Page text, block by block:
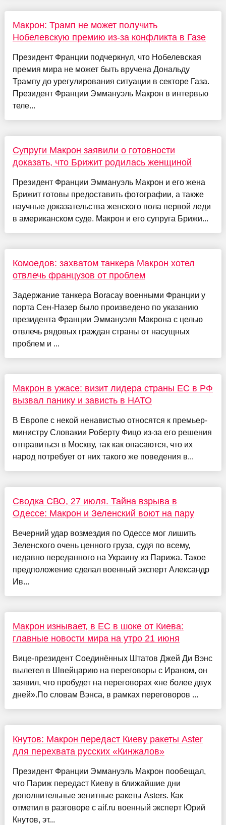
Макрон: Трамп не может получить
Нобелевскую премию из-за конфликта в Газе
Президент Франции подчеркнул, что Нобелевская
премия мира не может быть вручена Дональду
Трампу до урегулирования ситуации в секторе Газа.
Президент Франции Эммануэль Макрон в интервью
теле...
Супруги Макрон заявили о готовности
доказать, что Брижит родилась женщиной
Президент Франции Эммануэль Макрон и его жена
Брижит готовы предоставить фотографии, а также
научные доказательства женского пола первой леди
в американском суде. Макрон и его супруга Брижи...
Комоедов: захватом танкера Макрон хотел
отвлечь французов от проблем
Задержание танкера Boracay военными Франции у
порта Сен-Назер было произведено по указанию
президента Франции Эммануэля Макрона с целью
отвлечь рядовых граждан страны от насущных
проблем и ...
Макрон в ужасе: визит лидера страны ЕС в РФ
вызвал панику и зависть в НАТО
В Европе с некой ненавистью относятся к премьер-
министру Словакии Роберту Фицо из-за его решения
отправиться в Москву, так как опасаются, что их
народ потребует от них такого же поведения в...
Сводка СВО, 27 июля. Тайна взрыва в
Одессе: Макрон и Зеленский воют на пару
Вечерний удар возмездия по Одессе мог лишить
Зеленского очень ценного груза, судя по всему,
недавно переданного на Украину из Парижа. Такое
предположение сделал военный эксперт Александр
Ив...
Макрон изнывает, в ЕС в шоке от Киева:
главные новости мира на утро 21 июня
Вице-президент Соединённых Штатов Джей Ди Вэнс
вылетел в Швейцарию на переговоры с Ираном, он
заявил, что пробудет на переговорах «не более двух
дней».По словам Вэнса, в рамках переговоров ...
Кнутов: Макрон передаст Киеву ракеты Aster
для перехвата русских «Кинжалов»
Президент Франции Эммануэль Макрон пообещал,
что Париж передаст Киеву в ближайшие дни
дополнительные зенитные ракеты Asters. Как
отметил в разговоре с aif.ru военный эксперт Юрий
Кнутов, эт...